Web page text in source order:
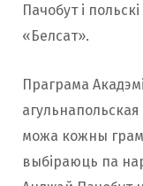
Пачобут і
«Белсат».
Праграма
можа кожны
выбіраюць па